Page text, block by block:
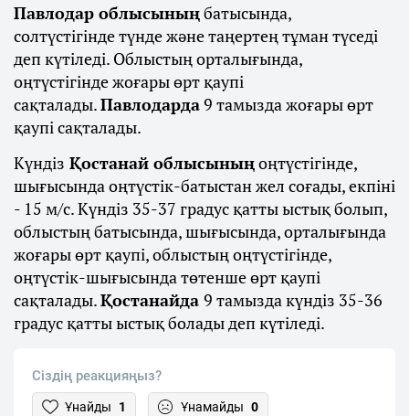
Павлодар облысыныңбатысында,
солтүстігінде түнде және таңертең тұман түседі
деп күтіледі. Облыстың орталығында,
оңтүстігінде жоғары өрт қаупі
сақталады.Павлодарда9 тамызда жоғары өрт
қаупі сақталады.
Күндіз Қостанай облысыныңоңтүстігінде,
шығысында оңтүстік-батыстан жел соғады, екпіні
- 15 м/с. Күндіз 35-37 градус қатты ыстық болып,
облыстың батысында, шығысында, орталығында
жоғары өрт қаупі, облыстың оңтүстігінде,
оңтүстік-шығысында төтенше өрт қаупі
сақталады.Қостанайда 9 тамызда күндіз 35-36
градус қатты ыстық болады деп күтіледі.
Сіздің реакцияңыз?
Ұнайды 1 Ұнамайды 0